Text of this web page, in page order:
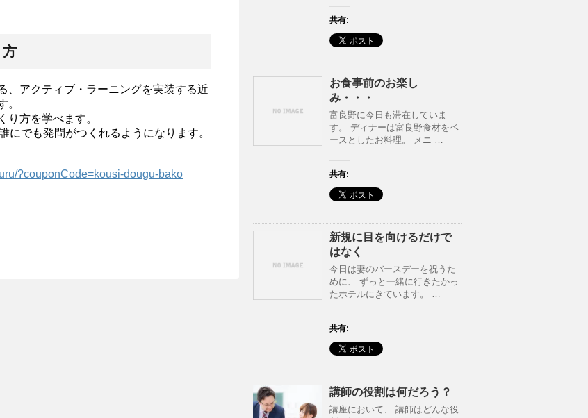
方
、アクティブ・ラーニングを実装する近
。
り方を学べます。
にでも発問がつくれるようになります。
?couponCode=kousi-dougu-bako
共有:
お食事前のお楽し
み・・・
富良野に今日も滞在していま
す。 ディナーは富良野食材をベ
ースとしたお料理。 メニ …
共有:
新規に目を向けるだけで
はなく
今日は妻のバースデーを祝うた
めに、 ずっと一緒に行きたかっ
たホテルにきています。 …
共有:
講師の役割は何だろう？
講座において、 講師はどんな役